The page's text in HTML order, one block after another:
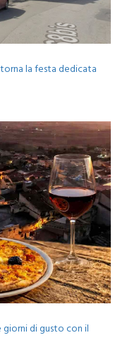
la festa dedicata